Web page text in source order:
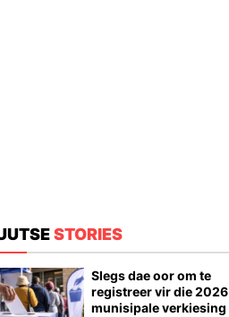
STORIES
Slegs dae oor om te
registreer vir die 2026
munisipale verkiesing